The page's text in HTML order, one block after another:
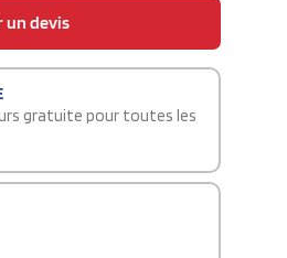
un devis
gratuite pour toutes les